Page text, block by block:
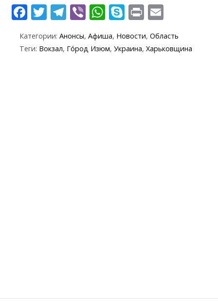
F
e
T
itt
T
e
gr
Vi
b
er
W
at
s
S
y
Pr
in
t ai
Категории: Анонсы, Афиша, Новости, Область
Теги: Вокзал, Го́род Изюм, Украина, Харьковщина